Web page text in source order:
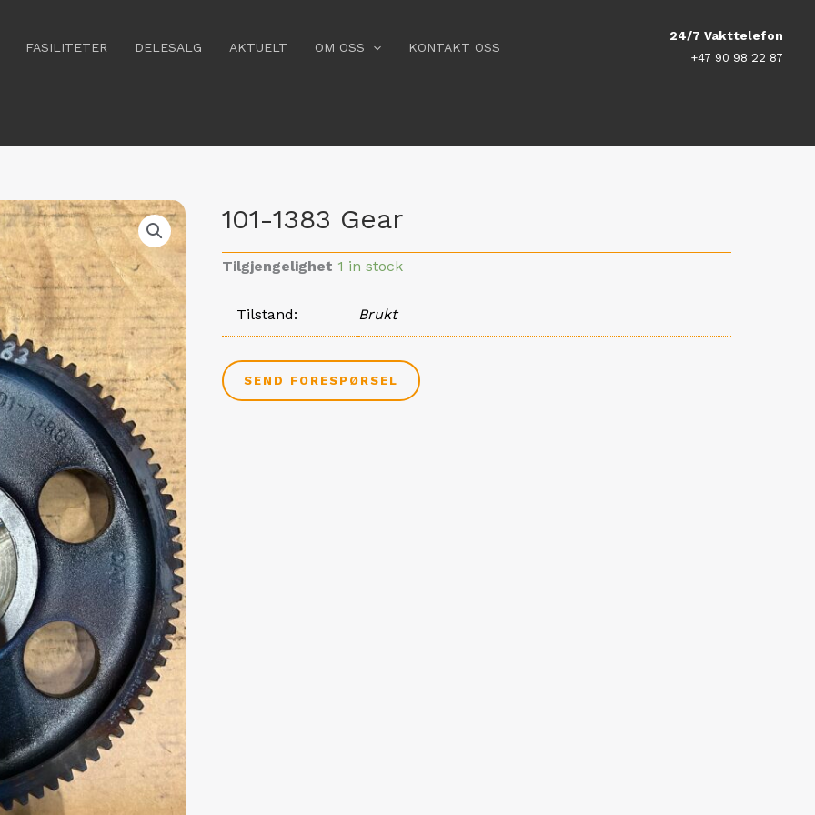
FASILITETER DELESALG AKTUELT OM OSS KONTAKT OSS
24/7 Vakttelefon
+47 90 98 22 87
101-1383 Gear
Tilgjengelighet 1 in stock
Tilstand Brukt
SEND FORESPØRSEL